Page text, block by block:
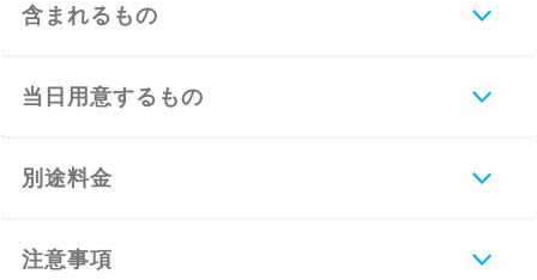
含まれるもの
当日用意するもの
別途料金
注意事項